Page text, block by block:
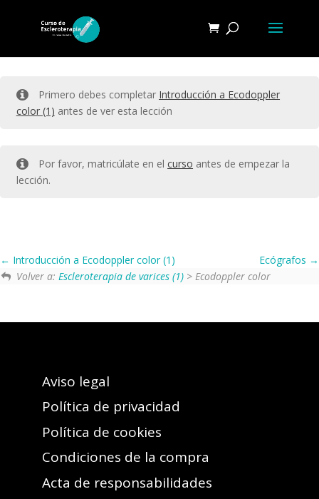
Primero debes completar Introducción a Ecodoppler
color (1) antes de ver esta lección
Por favor, matricúlate en elcurso antes de empezar la
lección.
Introducción a Ecodoppler color (1)
Ecógrafos
Volver a: Escleroterapia de varices (1)> Ecodoppler color
Aviso legal
Política de privacidad
Política de cookies
Condiciones de la compra
Acta de responsabilidades